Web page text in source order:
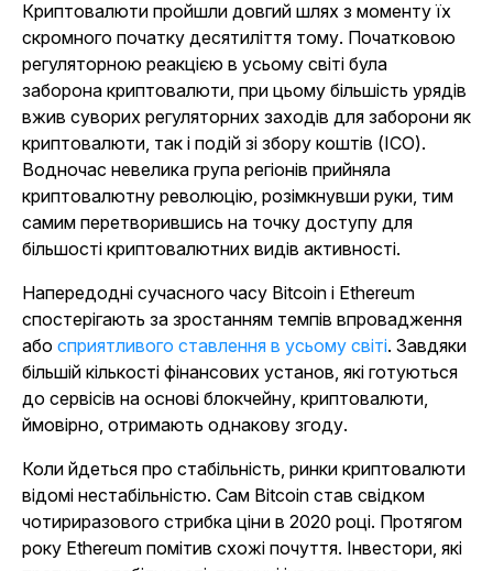
Криптовалюти пройшли довгий шлях з моменту їх
скромного початку десятиліття тому. Початковою
регуляторною реакцією в усьому світі була
заборона криптовалюти, при цьому більшість урядів
вжив суворих регуляторних заходів для заборони як
криптовалюти, так і подій зі збору коштів (ICO).
Водночас невелика група регіонів прийняла
криптовалютну революцію, розімкнувши руки, тим
самим перетворившись на точку доступу для
більшості криптовалютних видів активності.
Напередодні сучасного часу Bitcoin і Ethereum
спостерігають за зростанням темпів впровадження
або сприятливого ставлення в усьому світі. Завдяки
більшій кількості фінансових установ, які готуються
до сервісів на основі блокчейну, криптовалюти,
ймовірно, отримають однакову згоду.
Коли йдеться про стабільність, ринки криптовалюти
відомі нестабільністю. Сам Bitcoin став свідком
чотириразового стрибка ціни в 2020 році. Протягом
року Ethereum помітив схожі почуття. Інвестори, які